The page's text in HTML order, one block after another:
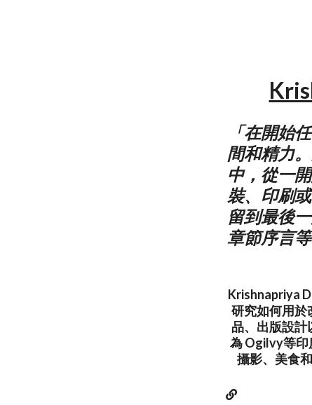
「在開始
間和精力
中，從一
裝、印刷
留到最後
章節序言
Krishnapriya
研究如何用於
品、出版設計
為 Ogilvy等印
攝影、美食